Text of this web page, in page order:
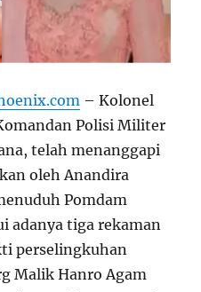
– Kolonel
Polisi Militer
telah menanggapi
oleh Anandira
Pomdam
adanya tiga rekaman
perselingkuhan
Malik Hanro Agam